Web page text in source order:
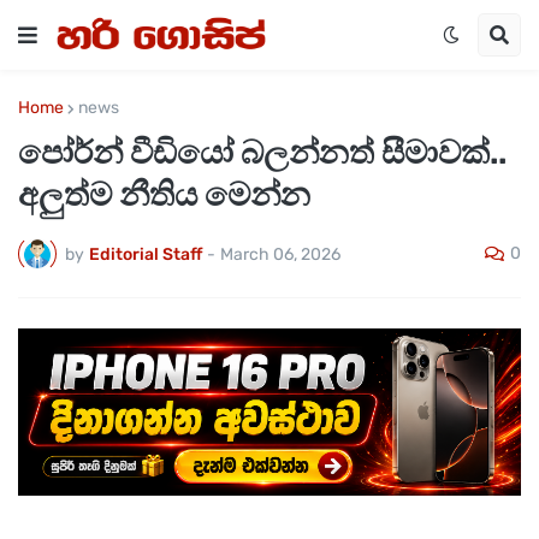
Home news
පෝර්න් වීඩියෝ බලන්නත් සීමාවක්..
අලුත්ම නීතිය මෙන්න
by Editorial Staff - March 06, 2026 0